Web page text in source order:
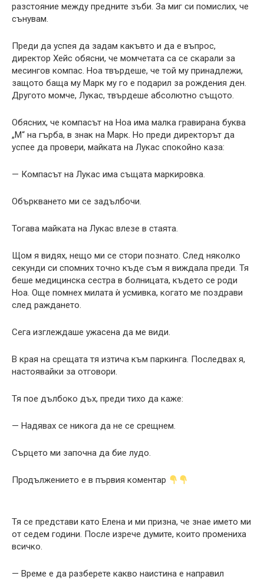
разстояние между предните зъби. За миг си помислих, че
сънувам.
Преди да успея да задам какъвто и да е въпрос,
директор Хейс обясни, че момчетата са се скарали за
месингов компас. Ноа твърдеше, че той му принадлежи,
защото баща му Марк му го е подарил за рождения ден.
Другото момче, Лукас, твърдеше абсолютно същото.
Обясних, че компасът на Ноа има малка гравирана буква
„М“ на гърба, в знак на Марк. Но преди директорът да
успее да провери, майката на Лукас спокойно каза:
— Компасът на Лукас има същата маркировка.
Объркването ми се задълбочи.
Тогава майката на Лукас влезе в стаята.
Щом я видях, нещо ми се стори познато. След няколко
секунди си спомних точно къде съм я виждала преди. Тя
беше медицинска сестра в болницата, където се роди
Ноа. Още помнех милата ѝ усмивка, когато ме поздрави
след раждането.
Сега изглеждаше ужасена да ме види.
В края на срещата тя изтича към паркинга. Последвах я,
настоявайки за отговори.
Тя пое дълбоко дъх, преди тихо да каже:
— Надявах се никога да не се срещнем.
Сърцето ми започна да бие лудо.
Продължението е в първия коментар
Тя се представи като Елена и ми призна, че знае името ми
от седем години. После изрече думите, които промениха
всичко.
— Време е да разберете какво наистина е направил